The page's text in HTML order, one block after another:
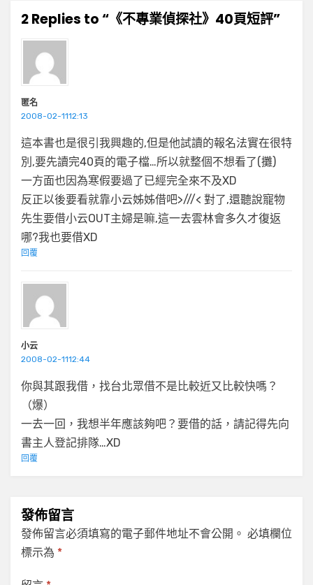
2 Replies to “《不專業偵探社》40頁短評”
匿名
2008-02-1112:13
這本書也是很引我興趣的,但是他試讀的報名法實在很特
別,要先讀完40頁的電子檔…所以就整個不想看了(攤)
一方面也因為寒假要過了已經完全來不及XD
反正以後要看就靠小云姊姊借吧>///< 對了,還聽說寵物
先生要借小云OUT主婦是嘛,這一去雲林會多久才復返
哪?我也要借XD
回覆
小云
2008-02-1112:44
你與其跟我借，找台北眾借不是比較近又比較快嗎？
（爆）
一去一回，我想半年應該夠吧？要借的話，請記得先向
書主人登記排隊…XD
回覆
發佈留言
發佈留言必須填寫的電子郵件地址不會公開。 必填欄位
標示為 *